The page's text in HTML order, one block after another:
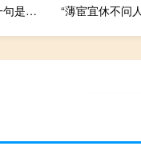
江湖夜雨十年灯的上一句是什么 “薄宦宜休不问